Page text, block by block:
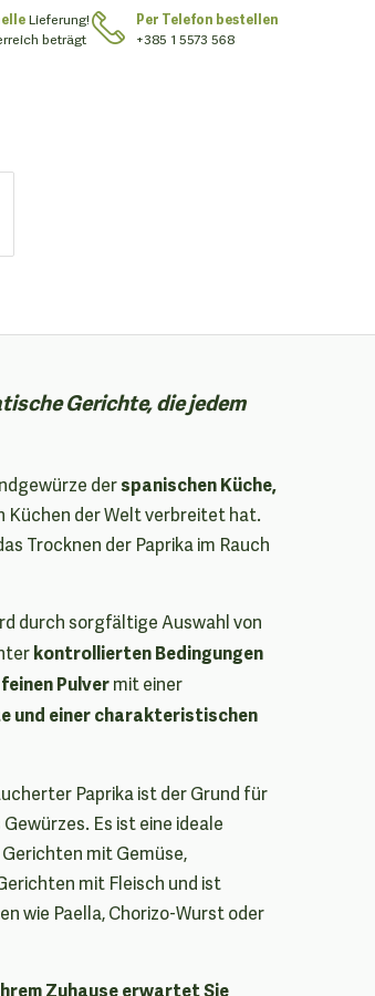
Lieferung!
beträgt
Per Telefon bestellen
+385 1 5573 568
Gerichte, die jedem
derspanischen Küche,
Küchen der Welt verbreitet hat.
Trocknen der Paprika im Rauch
durch sorgfältige Auswahl von
kontrollierten Bedingungen
feinen Pulvermit einer
und einer charakteristischen
Paprika ist der Grund für
Es ist eine ideale
mit Gemüse,
mit Fleisch und ist
wie Paella, Chorizo-Wurst oder
Zuhause erwartet Sie